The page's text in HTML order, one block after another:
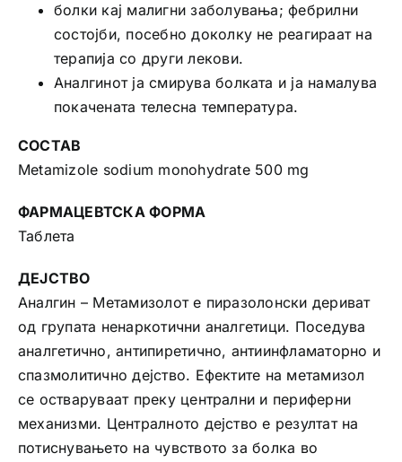
болки кај малигни заболувања; фебрилни
состојби, посебно доколку не реагираат на
терапија со други лекови.
Аналгинот ја смирува болката и ја намалува
покачената телесна температура.
СОСТАВ
Metamizole sodium monohydrate 500 mg
ФАРМАЦЕВТСКА ФОРМА
Таблета
ДЕЈСТВО
Аналгин – Метамизолот е пиразолонски дериват
од групата ненаркотични аналгетици. Поседува
аналгетично, антипиретично, антиинфламаторно и
спазмолитично дејство. Ефектите на метамизол
се остваруваат преку централни и периферни
механизми. Централното дејство е резултат на
потиснувањето на чувството за болка во